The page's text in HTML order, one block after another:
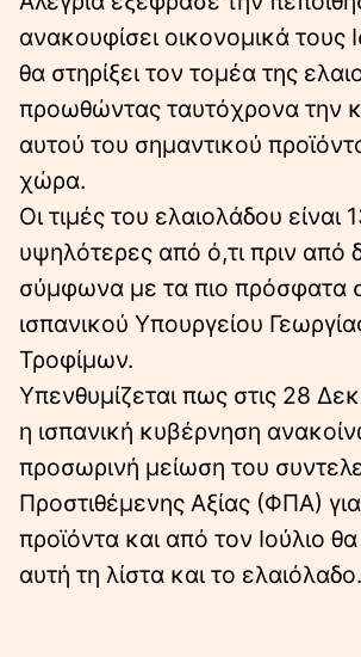
ανακουφίσει οικονομικά τους
θα στηρίξει τον τομέα της
προωθώντας ταυτόχρονα την
αυτού του σημαντικού
χώρα.
Οι τιμές του ελαιολάδου είναι
υψηλότερες από ό,τι πριν από
σύμφωνα με τα πιο πρόσφατα
ισπανικού Υπουργείου
Τροφίμων.
Υπενθυμίζεται πως στις 28
η ισπανική κυβέρνηση
προσωρινή μείωση του
Προστιθέμενης Αξίας (ΦΠΑ)
προϊόντα και από τον Ιούλιο
αυτή τη λίστα και το ελαιόλαδο.